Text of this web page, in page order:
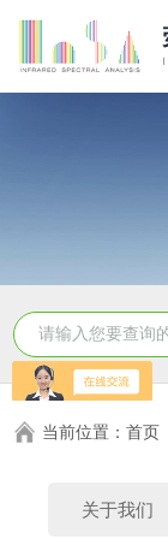
当前位置：首页
关于我们